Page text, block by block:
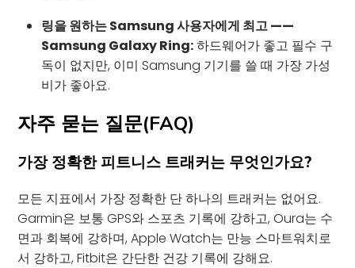
링을 원하는 Samsung 사용자에게 최고 ——
Samsung Galaxy Ring:하드웨어가 좋고 필수 구
독이 없지만, 이미 Samsung 기기를 쓸 때 가장 가성
비가 좋아요.
자주 묻는 질문(FAQ)
가장 정확한 피트니스 트래커는 무엇인가요?
모든 지표에서 가장 정확한 단 하나의 트래커는 없어요.
Garmin은 보통 GPS와 스포츠 기록에 강하고, Oura는 수
면과 회복에 강하며, Apple Watch는 만능 스마트워치로
서 강하고, Fitbit은 간단한 건강 기록에 강해요.